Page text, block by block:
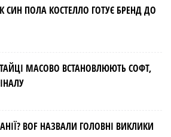
СИН ПОЛА КОСТЕЛЛО ГОТУЄ БРЕНД ДО
МАСОВО ВСТАНОВЛЮЮТЬ СОФТ,
BOF НАЗВАЛИ ГОЛОВНІ ВИКЛИКИ